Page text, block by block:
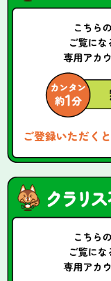
ご登録いただくと